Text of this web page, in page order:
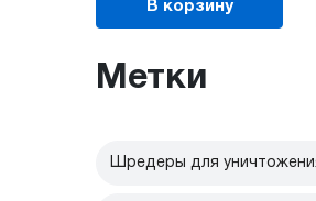
В корзину
Метки
Шредеры для